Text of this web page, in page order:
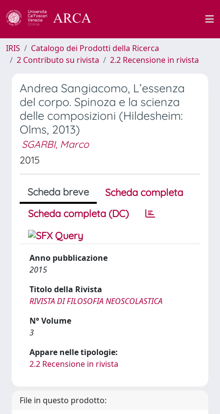
IRIS
Catalogo dei Prodotti della Ricerca
2 Contributo su rivista
2.2 Recensione in rivista
Andrea Sangiacomo, L’essenza
del corpo. Spinoza e la scienza
delle composizioni (Hildesheim:
Olms, 2013)
SGARBI, Marco
2015
Scheda breve
Scheda completa
Scheda completa (DC)
Anno pubblicazione
2015
Titolo della Rivista
RIVISTA DI FILOSOFIA NEOSCOLASTICA
N° Volume
3
Appare nelle tipologie:
2.2 Recensione in rivista
File in questo prodotto: